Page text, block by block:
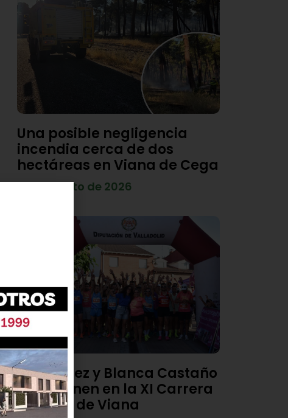
Una posible negligencia
incendia cerca de dos
hectáreas en Viana de Cega
7 de agosto de 2026
Diego Díez y Blanca Castaño
se imponen en la XI Carrera
Popular de Viana